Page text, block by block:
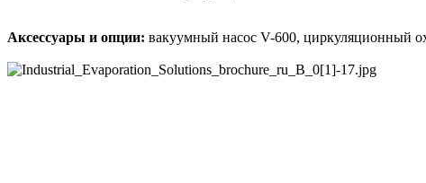
Аксессуары и опции: вакуумный насос V-600, циркуляционный